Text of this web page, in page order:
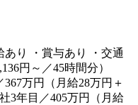
あり ・賞与あり ・交通
円～／45時間分）
万円（月給28万円＋
3年目／405万円（月給